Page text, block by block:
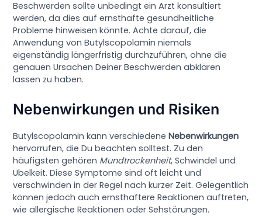
Beschwerden sollte unbedingt ein Arzt konsultiert
werden, da dies auf ernsthafte gesundheitliche
Probleme hinweisen könnte. Achte darauf, die
Anwendung von Butylscopolamin niemals
eigenständig längerfristig durchzuführen, ohne die
genauen Ursachen Deiner Beschwerden abklären
lassen zu haben.
Nebenwirkungen und Risiken
Butylscopolamin kann verschiedeneNebenwirkungen
hervorrufen, die Du beachten solltest. Zu den
häufigsten gehören Mundtrockenheit, Schwindel und
Übelkeit. Diese Symptome sind oft leicht und
verschwinden in der Regel nach kurzer Zeit. Gelegentlich
können jedoch auch ernsthaftere Reaktionen auftreten,
wie allergische Reaktionen oder Sehstörungen.